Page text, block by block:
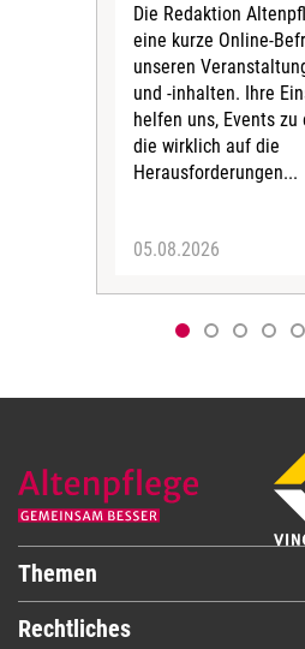
Die Redaktion
eine kurze Online-
unseren
und -inhalten. Ihre
helfen uns, Events zu
die wirklich auf die
Herausforderungen...
05.08.2026
Themen
Rechtliches